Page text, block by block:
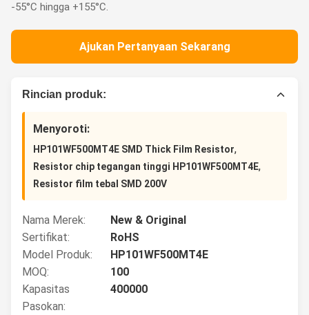
-55°C hingga +155°C.
Ajukan Pertanyaan Sekarang
Rincian produk:
Menyoroti:
HP101WF500MT4E SMD Thick Film Resistor,
Resistor chip tegangan tinggi HP101WF500MT4E,
Resistor film tebal SMD 200V
Nama Merek:
New & Original
Sertifikat:
RoHS
Model Produk:
HP101WF500MT4E
MOQ:
100
Kapasitas
Pasokan:
400000